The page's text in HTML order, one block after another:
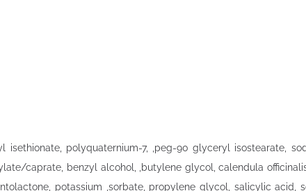
polyquaternium-7, ,peg-90 glyceryl isostearate,
caprate, benzyl alcohol, ,butylene glycol, calendula
potassium ,sorbate, propylene glycol, salicylic acid,